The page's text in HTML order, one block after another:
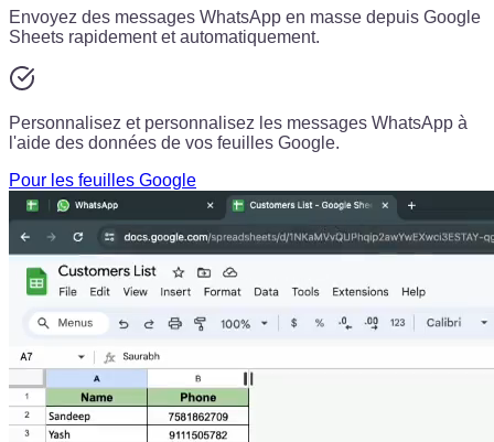
Envoyez des messages WhatsApp en masse depuis Google
Sheets rapidement et automatiquement.
Personnalisez et personnalisez les messages WhatsApp à
l'aide des données de vos feuilles Google.
Pour les feuilles Google